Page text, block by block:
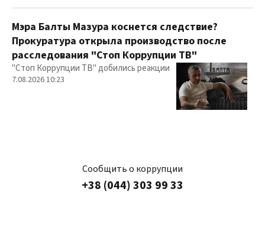
Мэра Балты Мазура коснется следствие?
Прокуратура открыла производство после
расследования "Стоп Коррупции ТВ"
"Стоп Коррупции ТВ" добились реакции
7.08.2026 10:23
Сообщить о коррупции
+38 (044) 303 99 33